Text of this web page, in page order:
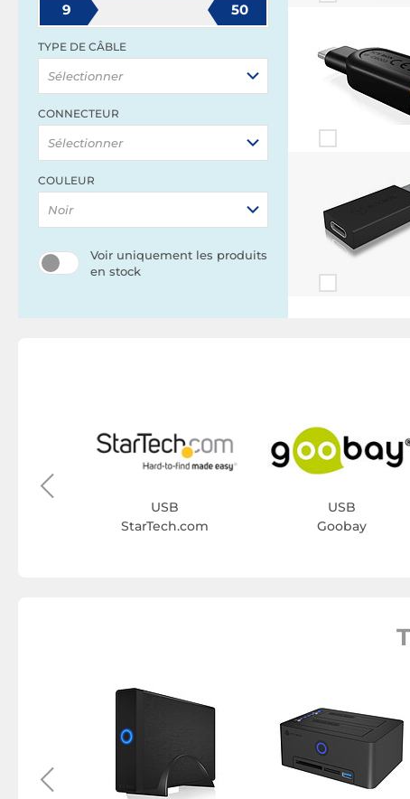
9 50
TYPE DE CÂBLE
Sélectionner
CONNECTEUR
Sélectionner
COULEUR
Noir
Voir uniquement les produits
en stock
USB
StarTech.com
USB
Goobay